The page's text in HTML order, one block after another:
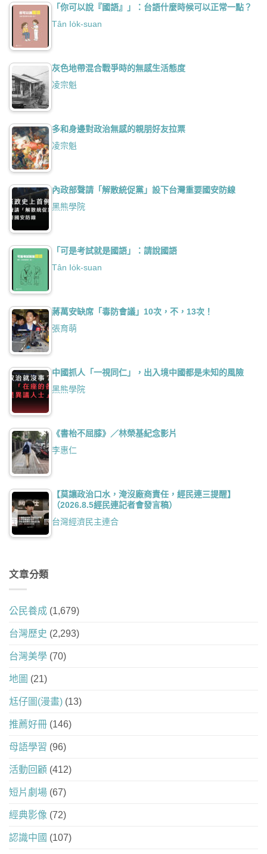
「你可以說『國語』」：台語什麼時候可以正常一點？
Tân Io̍k-suan
灰色地帶混合戰爭時的無感生活態度
凌宗魁
多和身邊對政治無感的親朋好友拉票
凌宗魁
內政部聲請「解散統促黨」設下台灣重要國安防線
黑熊學院
「可是考試就是國語」：請說國語
Tân Io̍k-suan
蔣萬安缺席「毒防會議」10次，不，13次！
張育萌
中國抓人「一視同仁」，出入境中國都是未知的風險
黑熊學院
《書枱不屈膝》／林榮基紀念影片
李惠仁
【莫讓政治口水，淹沒廠商責任，經民連三提醒】
（2026.8.5經民連記者會發言稿）
台灣經濟民主連合
文章分類
公民養成 (1,679)
台灣歷史 (2,293)
台灣美學 (70)
地圖 (21)
尪仔圖(漫畫) (13)
推薦好冊 (146)
母語學習 (96)
活動回顧 (412)
短片劇場 (67)
經典影像 (72)
認識中國 (107)